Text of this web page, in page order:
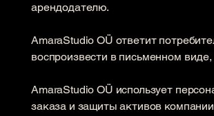
арендодателю.
​AmaraStudio OÜ ответит
воспроизвести в письменном
​AmaraStudio OÜ использует
заказа и защиты активов